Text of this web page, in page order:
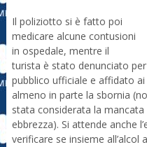
Il poliziotto si è fatto poi
medicare alcune contusioni
in ospedale, mentre il
turista è stato denunciato
pubblico ufficiale e affidato
almeno in parte la sbornia
stata considerata la
ebbrezza). Si attende anche
verificare se insieme all’alcol